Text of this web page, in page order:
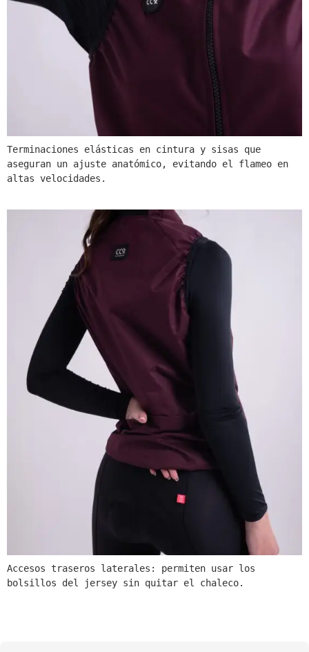
Terminaciones elásticas en cintura y sisas que
aseguran un ajuste anatómico, evitando el flameo en
altas velocidades.
Accesos traseros laterales: permiten usar los
bolsillos del jersey sin quitar el chaleco.